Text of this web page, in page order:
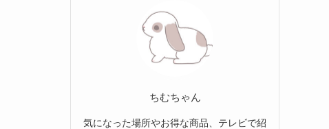
ちむちゃん
気になった場所やお得な商品、テレビで紹